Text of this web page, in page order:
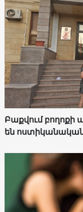
Բաքվում բողոքի
են